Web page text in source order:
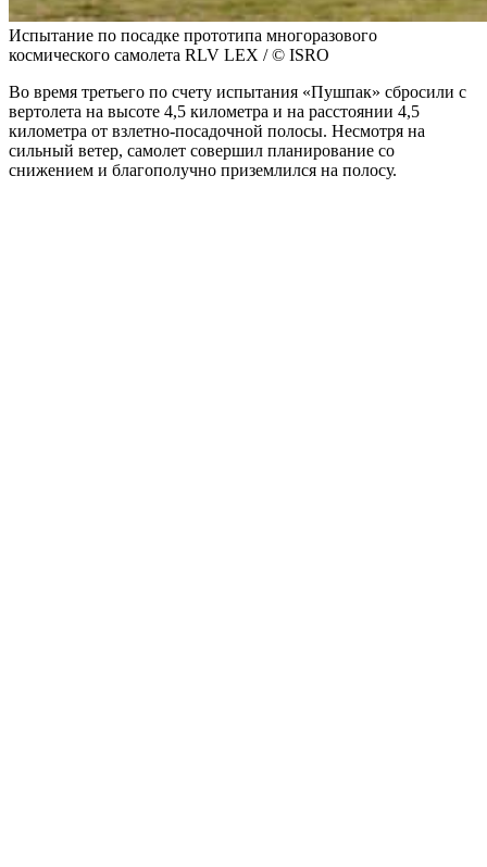
Испытание по посадке прототипа многоразового
космического самолета RLV LEX / © ISRO
Во время третьего по счету испытания «Пушпак» сбросили с
вертолета на высоте 4,5 километра и на расстоянии 4,5
километра от взлетно-посадочной полосы. Несмотря на
сильный ветер, самолет совершил планирование со
снижением и благополучно приземлился на полосу.